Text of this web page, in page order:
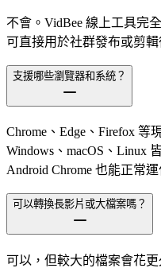
不會。VidBee 線上工具完
可直接用於社群發布或剪輯
支援哪些瀏覽器和系統？
Chrome、Edge、Firefox 等
Windows、macOS、Linux
Android Chrome 也能正常運
可以轉換長影片或大檔案嗎？
可以，但較大的檔案會花